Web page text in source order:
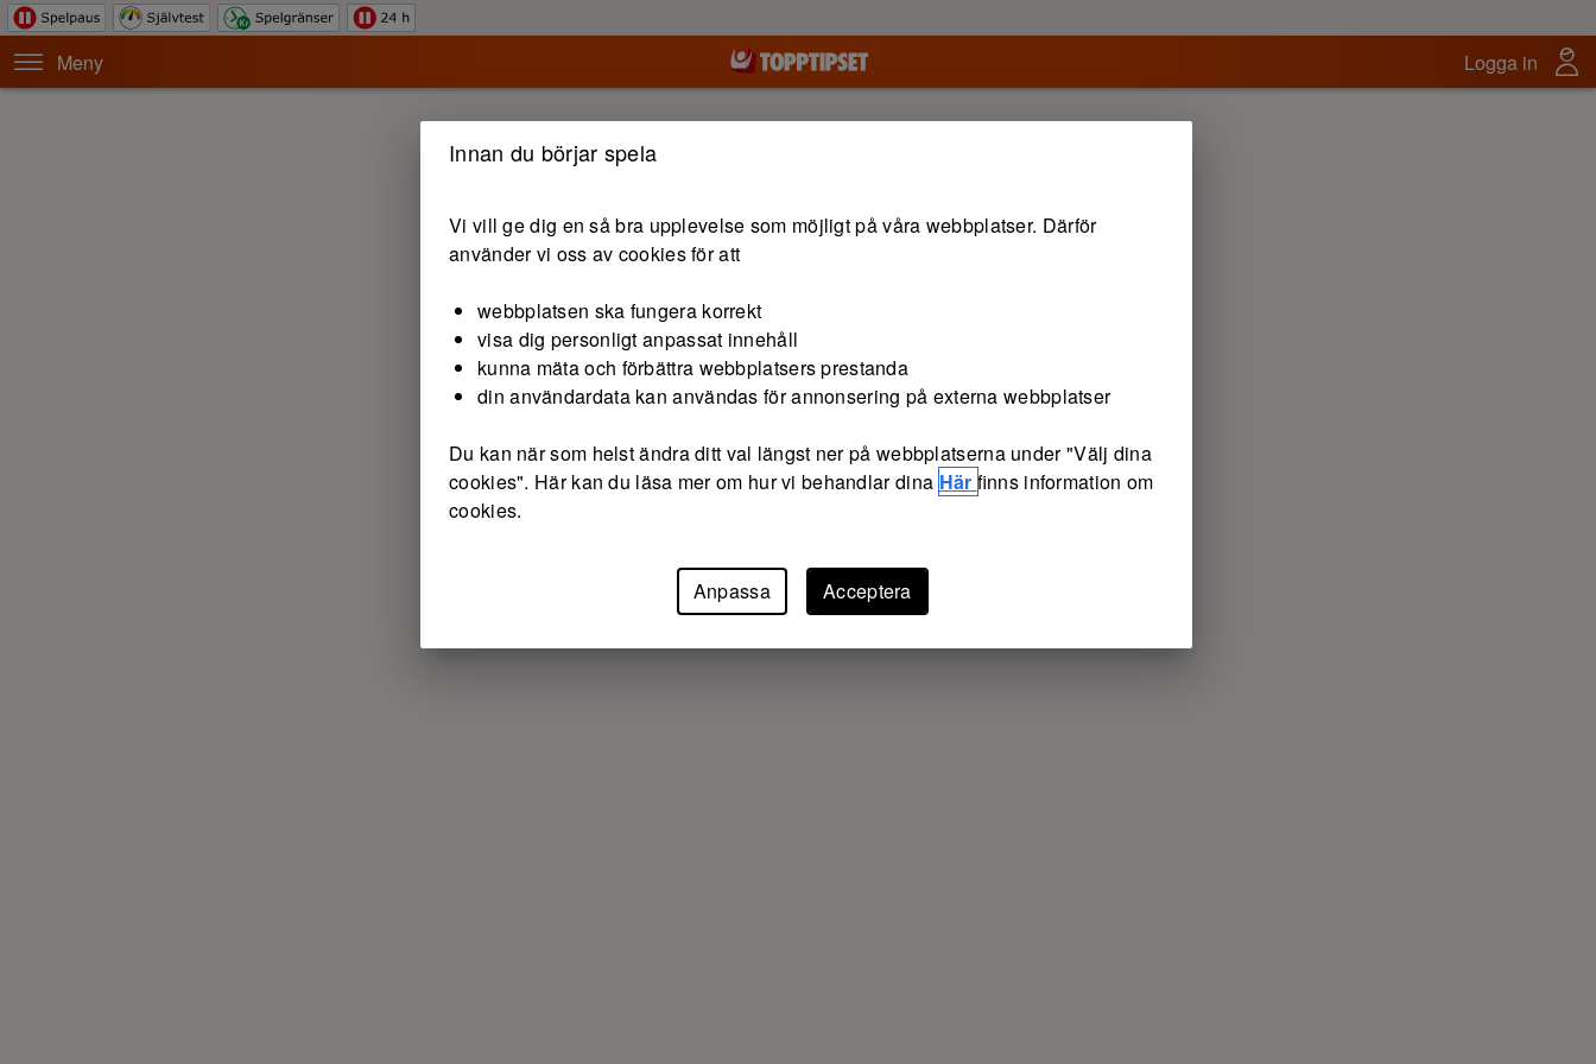
Meny Logga in
Innan du börjar spela
Vi vill ge dig en så bra upplevelse som möjligt på våra webbplatser. Därför
använder vi oss av cookies för att
webbplatsen ska fungera korrekt
visa dig personligt anpassat innehåll
kunna mäta och förbättra webbplatsers prestanda
din användardata kan användas för annonsering på externa webbplatser
Du kan när som helst ändra ditt val längst ner på webbplatserna under "Välj dina
cookies". Här kan du läsa mer om hur vi behandlar dina Här finns information om
cookies.
Anpassa Acceptera